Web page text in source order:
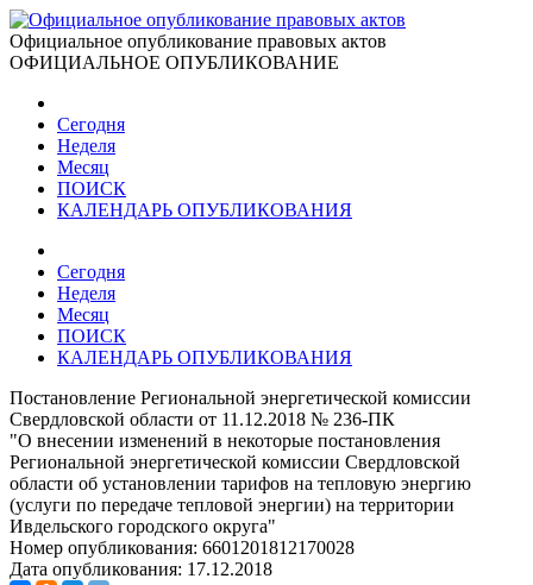
Официальное опубликование правовых актов
ОФИЦИАЛЬНОЕ ОПУБЛИКОВАНИЕ
Сегодня
Неделя
Месяц
ПОИСК
КАЛЕНДАРЬ ОПУБЛИКОВАНИЯ
Сегодня
Неделя
Месяц
ПОИСК
КАЛЕНДАРЬ ОПУБЛИКОВАНИЯ
Постановление Региональной энергетической комиссии
Свердловской области от 11.12.2018 № 236-ПК
"О внесении изменений в некоторые постановления
Региональной энергетической комиссии Свердловской
области об установлении тарифов на тепловую энергию
(услуги по передаче тепловой энергии) на территории
Ивдельского городского округа"
Номер опубликования: 6601201812170028
Дата опубликования: 17.12.2018